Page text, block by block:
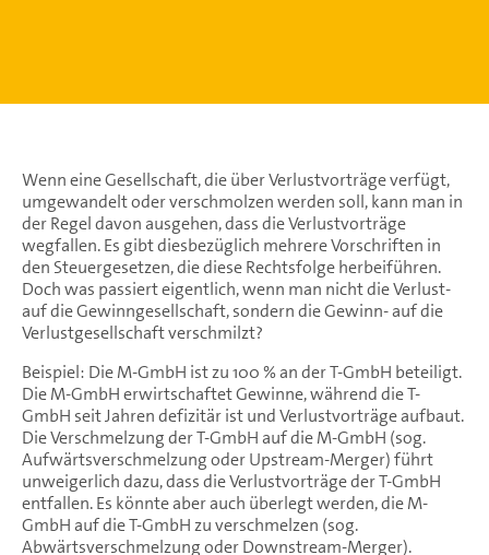
Wenn eine Gesellschaft, die über Verlustvorträge verfügt,
umgewandelt oder verschmolzen werden soll, kann man in
der Regel davon ausgehen, dass die Verlustvorträge
wegfallen. Es gibt diesbezüglich mehrere Vorschriften in
den Steuergesetzen, die diese Rechtsfolge herbeiführen.
Doch was passiert eigentlich, wenn man nicht die Verlust-
auf die Gewinngesellschaft, sondern die Gewinn- auf die
Verlustgesellschaft verschmilzt?
Beispiel: Die M-GmbH ist zu 100 % an der T-GmbH beteiligt.
Die M-GmbH erwirtschaftet Gewinne, während die T-
GmbH seit Jahren defizitär ist und Verlustvorträge aufbaut.
Die Verschmelzung der T-GmbH auf die M-GmbH (sog.
Aufwärtsverschmelzung oder Upstream-Merger) führt
unweigerlich dazu, dass die Verlustvorträge der T-GmbH
entfallen. Es könnte aber auch überlegt werden, die M-
GmbH auf die T-GmbH zu verschmelzen (sog.
Abwärtsverschmelzung oder Downstream-Merger).